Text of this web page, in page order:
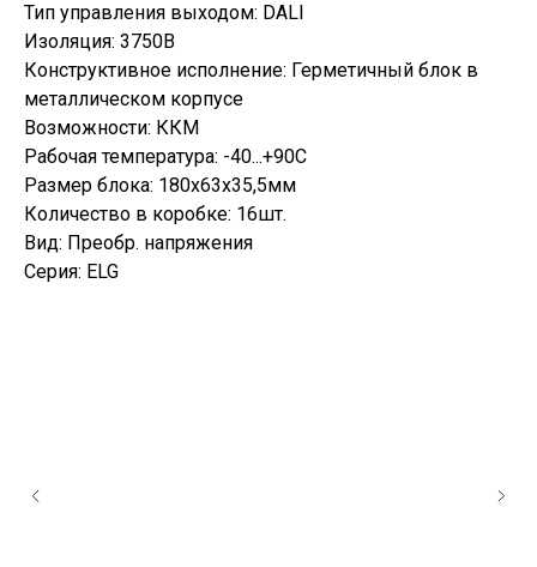
Тип управления выходом: DALI
Изоляция: 3750В
Конструктивное исполнение: Герметичный блок в
металлическом корпусе
Возможности: ККМ
Рабочая температура: -40...+90С
Размер блока: 180х63х35,5мм
Количество в коробке: 16шт.
Вид: Преобр. напряжения
Серия: ELG